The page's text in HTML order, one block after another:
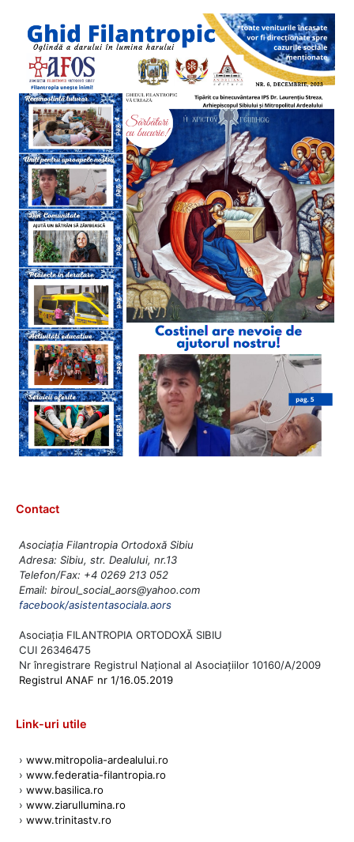
Contact
Asociația Filantropia Ortodoxă Sibiu
Adresa: Sibiu, str. Dealului, nr.13
Telefon/Fax: +4 0269 213 052
Email: biroul_social_aors@yahoo.com
facebook/asistentasociala.aors
Asociația FILANTROPIA ORTODOXĂ SIBIU
CUI 26346475
Nr înregistrare Registrul Național al Asociațiilor 10160/A/2009
Registrul ANAF nr 1/16.05.2019
Link-uri utile
› www.mitropolia-ardealului.ro
› www.federatia-filantropia.ro
› www.basilica.ro
› www.ziarullumina.ro
› www.trinitastv.ro